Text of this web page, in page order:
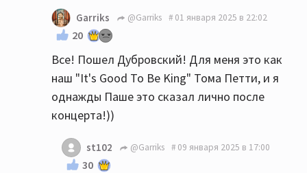
Garriks @Garriks 01 января 2025 в 22:02
20
Все! Пошел Дубровский! Для меня это как
наш "It's Good To Be King" Тома Петти, и я
однажды Паше это сказал лично после
концерта!))
st102 @Garriks 09 января 2025 в 17:00
30